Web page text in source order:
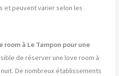
et peuvent varier selon les
room à Le Tampon pour une
de réserver une love room à
De nombreux établissements